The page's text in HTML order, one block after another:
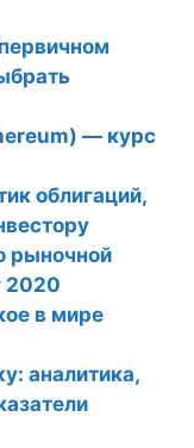
— курс
облигаций,
рыночной
2020
в мире
аналитика,